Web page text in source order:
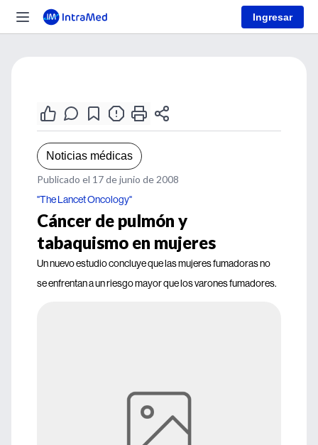
Ingresar
Noticias médicas
Publicado el 17 de junio de 2008
"The Lancet Oncology"
Cáncer de pulmón y
tabaquismo en mujeres
Un nuevo estudio concluye que las mujeres fumadoras no
se enfrentan a un riesgo mayor que los varones fumadores.